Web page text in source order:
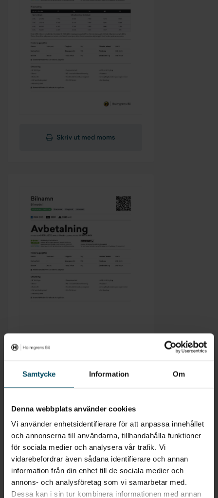
Samtycke Information Om
Denna webbplats använder cookies
Vi använder enhetsidentifierare för att anpassa innehållet
och annonserna till användarna, tillhandahålla funktioner
för sociala medier och analysera vår trafik. Vi
vidarebefordrar även sådana identifierare och annan
information från din enhet till de sociala medier och
annons- och analysföretag som vi samarbetar med.
Dessa kan i sin tur kombinera informationen med annan
Skriv ut med moms